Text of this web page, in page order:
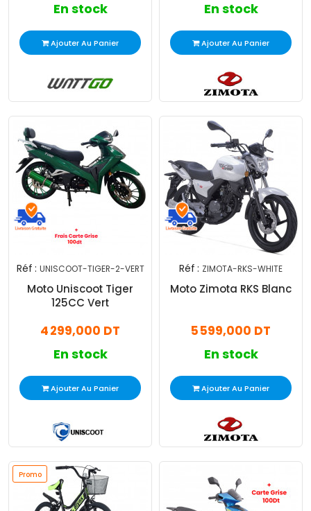
En stock
Ajouter Au Panier
En stock
Ajouter Au Panier
Réf : UNISCOOT-TIGER-2-VERT
Moto Uniscoot Tiger
125CC Vert
4 299,000 DT
En stock
Ajouter Au Panier
Réf : ZIMOTA-RKS-WHITE
Moto Zimota RKS Blanc
5 599,000 DT
En stock
Ajouter Au Panier
Promo